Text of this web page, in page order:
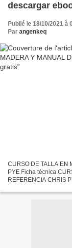
descargar
Publié le 18/10/2021 à
Par angenkeq
CURSO DE TALLA EN
PYE Ficha técnica
REFERENCIA CHRIS
Año de...